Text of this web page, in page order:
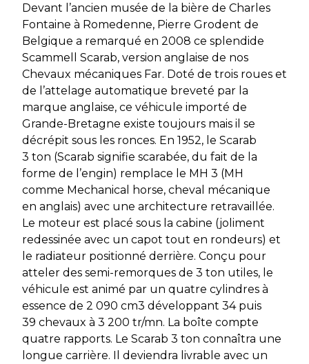
Devant l’ancien musée de la bière de Charles
Fontaine à Romedenne, Pierre Grodent de
Belgique a remarqué en 2008 ce splendide
Scammell Scarab, version anglaise de nos
Chevaux mécaniques Far. Doté de trois roues et
de l’attelage automatique breveté par la
marque anglaise, ce véhicule importé de
Grande-Bretagne existe toujours mais il se
décrépit sous les ronces. En 1952, le Scarab
3 ton (Scarab signifie scarabée, du fait de la
forme de l’engin) remplace le MH 3 (MH
comme Mechanical horse, cheval mécanique
en anglais) avec une architecture retravaillée.
Le moteur est placé sous la cabine (joliment
redessinée avec un capot tout en rondeurs) et
le radiateur positionné derrière. Conçu pour
atteler des semi-remorques de 3 ton utiles, le
véhicule est animé par un quatre cylindres à
essence de 2 090 cm3 développant 34 puis
39 chevaux à 3 200 tr/mn. La boîte compte
quatre rapports. Le Scarab 3 ton connaîtra une
longue carrière. Il deviendra livrable avec un